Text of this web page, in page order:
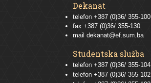
Dekanat
telefon +387 (0)36/ 355-100
fax +387 (0)36/ 355-130
mail dekanat@ef.sum.ba
Studentska služba
telefon +387 (0)36/ 355-104
telefon +387 (0)36/ 355-102